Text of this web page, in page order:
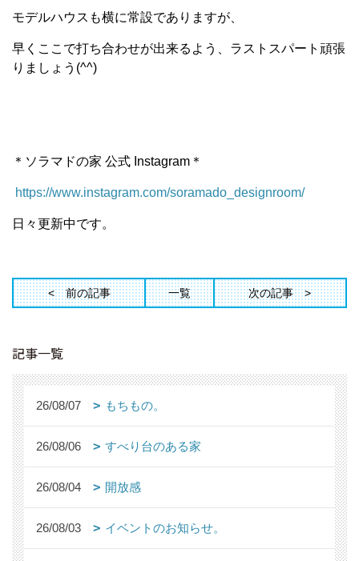
モデルハウスも横に常設でありますが、
早くここで打ち合わせが出来るよう、ラストスパート頑張
りましょう(^^)
＊ソラマドの家 公式 Instagram＊
https://www.instagram.com/soramado_designroom/
日々更新中です。
前の記事 一覧 次の記事
記事一覧
26/08/07 もちもの。
26/08/06 すべり台のある家
26/08/04 開放感
26/08/03 イベントのお知らせ。